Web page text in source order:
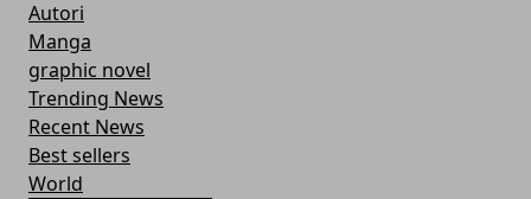
Autori
Manga
graphic novel
Trending News
Recent News
Best sellers
World